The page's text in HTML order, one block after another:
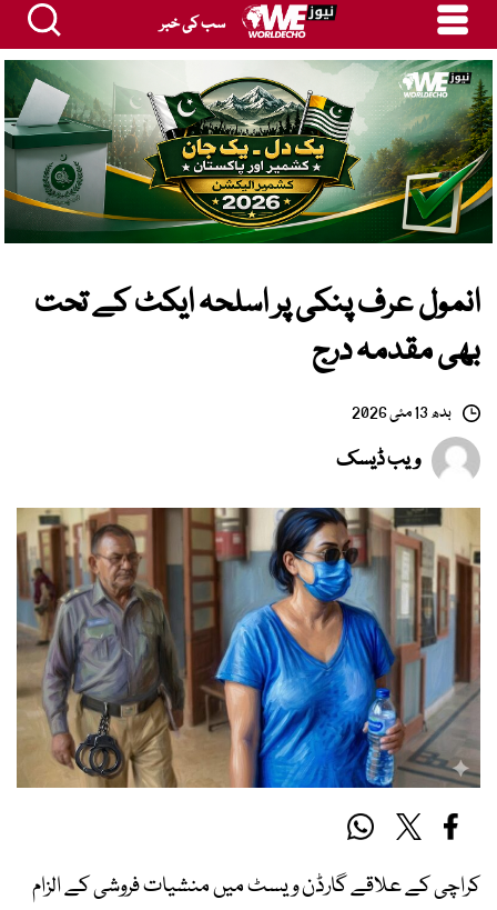
سب کی خبر
انمول عرف پنکی پر اسلحہ ایکٹ کے تحت
بھی مقدمہ درج
بدھ 13 مئی 2026
ویب ڈیسک
کراچی کے علاقے گارڈن ویسٹ میں منشیات فروشی کے الزام